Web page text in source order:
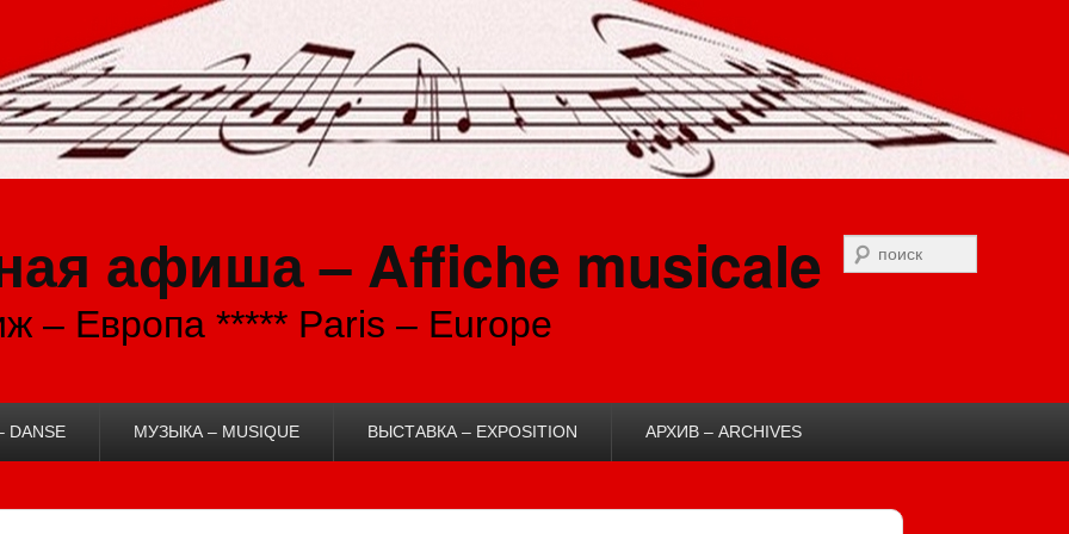
афиша – Affiche musicale
– Европа ***** Paris – Europe
Recherche
МУЗЫКА – MUSIQUE ВЫСТАВКА – EXPOSITION АРХИВ – ARCHIVES